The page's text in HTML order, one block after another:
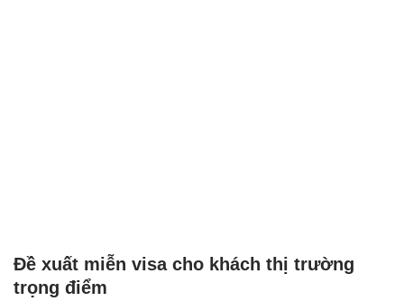
Đề xuất miễn visa cho khách thị trường
trọng điểm